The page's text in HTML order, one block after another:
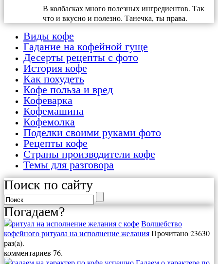
В колбасках много полезных ингредиентов. Так
что и вкусно и полезно. Танечка, ты права.
Виды кофе
Гадание на кофейной гуще
Десерты рецепты с фото
История кофе
Как похудеть
Кофе польза и вред
Кофеварка
Кофемашина
Кофемолка
Поделки своими руками фото
Рецепты кофе
Страны производители кофе
Темы для разговора
Поиск по сайту
Погадаем?
Волшебство
кофейного ритуала на исполнение желанияПрочитано 23630
раз(a).
комментариев 76.